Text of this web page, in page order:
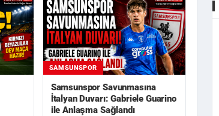
SAMSUNSPOR
Samsunspor Savunmasına
İtalyan Duvarı: Gabriele Guarino
ile Anlaşma Sağlandı